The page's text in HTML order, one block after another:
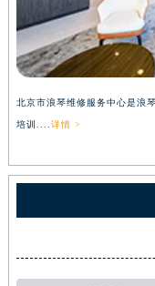
北京市浪琴维修服务中心是浪
培训.... 详情 >